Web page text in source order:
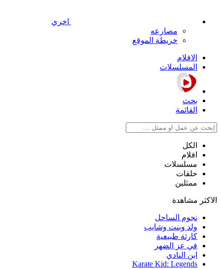
اخري
مصارعه
خريطة الموقع
الافلام
المسلسلات
بحث
القائمة
الكل
افلام
مسلسلات
حلقات
ممثلين
الاكثر مشاهدة
نجوم الساحل
ولد وبنت وشايب
كارثة طبيعية
في عز الضهر
ابن النادي
Karate Kid: Legends